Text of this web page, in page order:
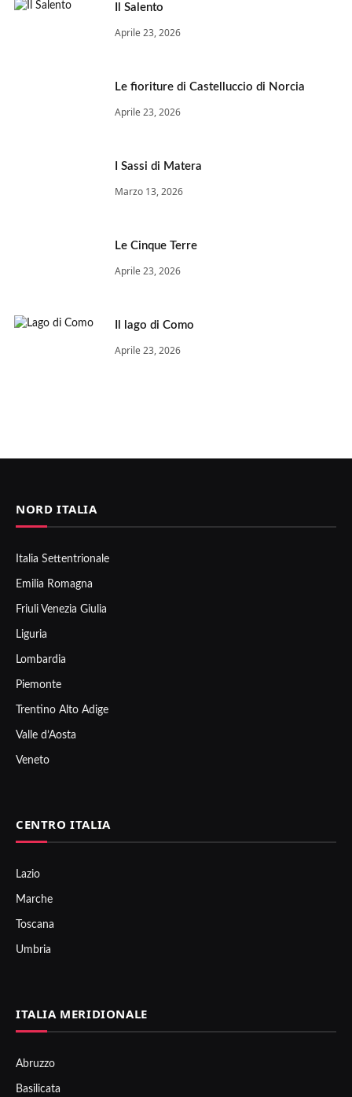
Il Salento
Aprile 23, 2026
Le fioriture di Castelluccio di Norcia
Aprile 23, 2026
I Sassi di Matera
Marzo 13, 2026
Le Cinque Terre
Aprile 23, 2026
Il lago di Como
Aprile 23, 2026
NORD ITALIA
Italia Settentrionale
Emilia Romagna
Friuli Venezia Giulia
Liguria
Lombardia
Piemonte
Trentino Alto Adige
Valle d’Aosta
Veneto
CENTRO ITALIA
Lazio
Marche
Toscana
Umbria
ITALIA MERIDIONALE
Abruzzo
Basilicata